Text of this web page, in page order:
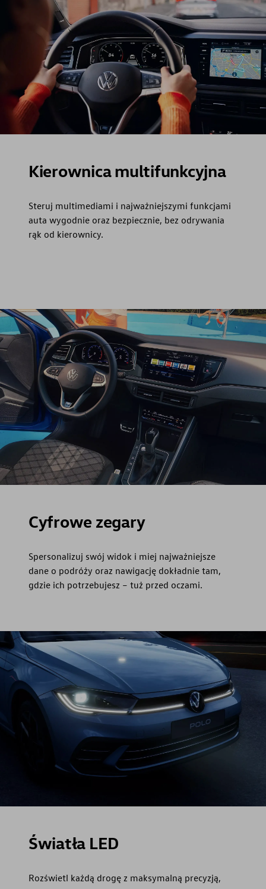
Kierownica multifunkcyjna
Steruj multimediami i najważniejszymi funkcjami
auta wygodnie oraz bezpiecznie, bez odrywania
rąk od kierownicy.
Cyfrowe zegary
Spersonalizuj swój widok i miej najważniejsze
dane o podróży oraz nawigację dokładnie tam,
gdzie ich potrzebujesz – tuż przed oczami.
Światła LED
Rozświetl każdą drogę z maksymalną precyzją,